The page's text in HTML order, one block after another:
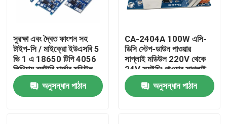
সুরক্ষা এবং দ্বৈত ফাংশন সহ
টাইপ-সি / মাইক্রো ইউএসবি 5
ভি 1 এ 18650 টিপি 4056
লিথিয়াম ব্যাটারি চার্জার মডিউল
অনুসন্ধান পাঠান
CA-2404A 100W এসি-
ডিসি স্টেপ-ডাউন পাওয়ার
সাপ্লাই মডিউল 220V থেকে
24V স্যুইচিং পাওয়ার সাপ্লাই
অনুসন্ধান পাঠান